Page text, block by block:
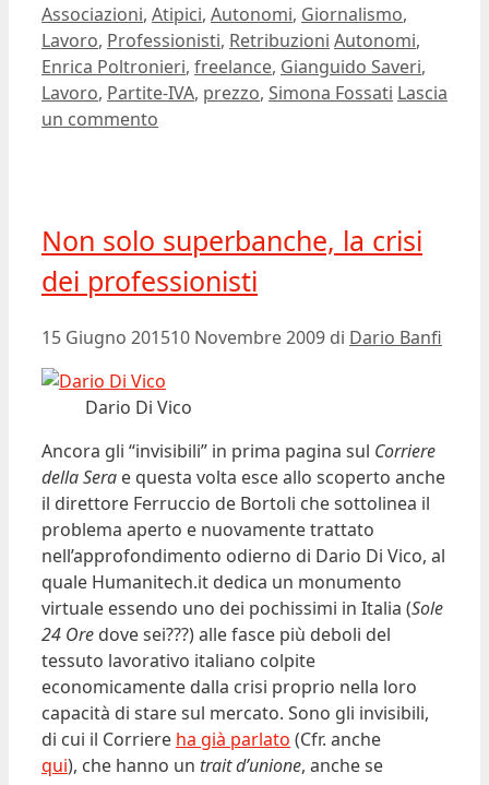
Categorie
Associazioni, Atipici, Autonomi, Giornalismo,
Lavoro, Professionisti, Retribuzioni Tag
Autonomi,
Enrica Poltronieri, freelance, Gianguido Saveri,
Lavoro, Partite-IVA, prezzo, Simona Fossati Lascia
un commento
Non solo superbanche, la crisi
dei professionisti
15 Giugno 201510 Novembre 2009 di Dario Banfi
Dario Di Vico
Ancora gli “invisibili” in prima pagina sul Corriere
della Sera e questa volta esce allo scoperto anche
il direttore Ferruccio de Bortoli che sottolinea il
problema aperto e nuovamente trattato
nell’approfondimento odierno di Dario Di Vico, al
quale Humanitech.it dedica un monumento
virtuale essendo uno dei pochissimi in Italia (Sole
24 Ore dove sei???) alle fasce più deboli del
tessuto lavorativo italiano colpite
economicamente dalla crisi proprio nella loro
capacità di stare sul mercato. Sono gli invisibili,
di cui il Corriere ha già parlato (Cfr. anche
qui), che hanno un trait d’unione, anche se